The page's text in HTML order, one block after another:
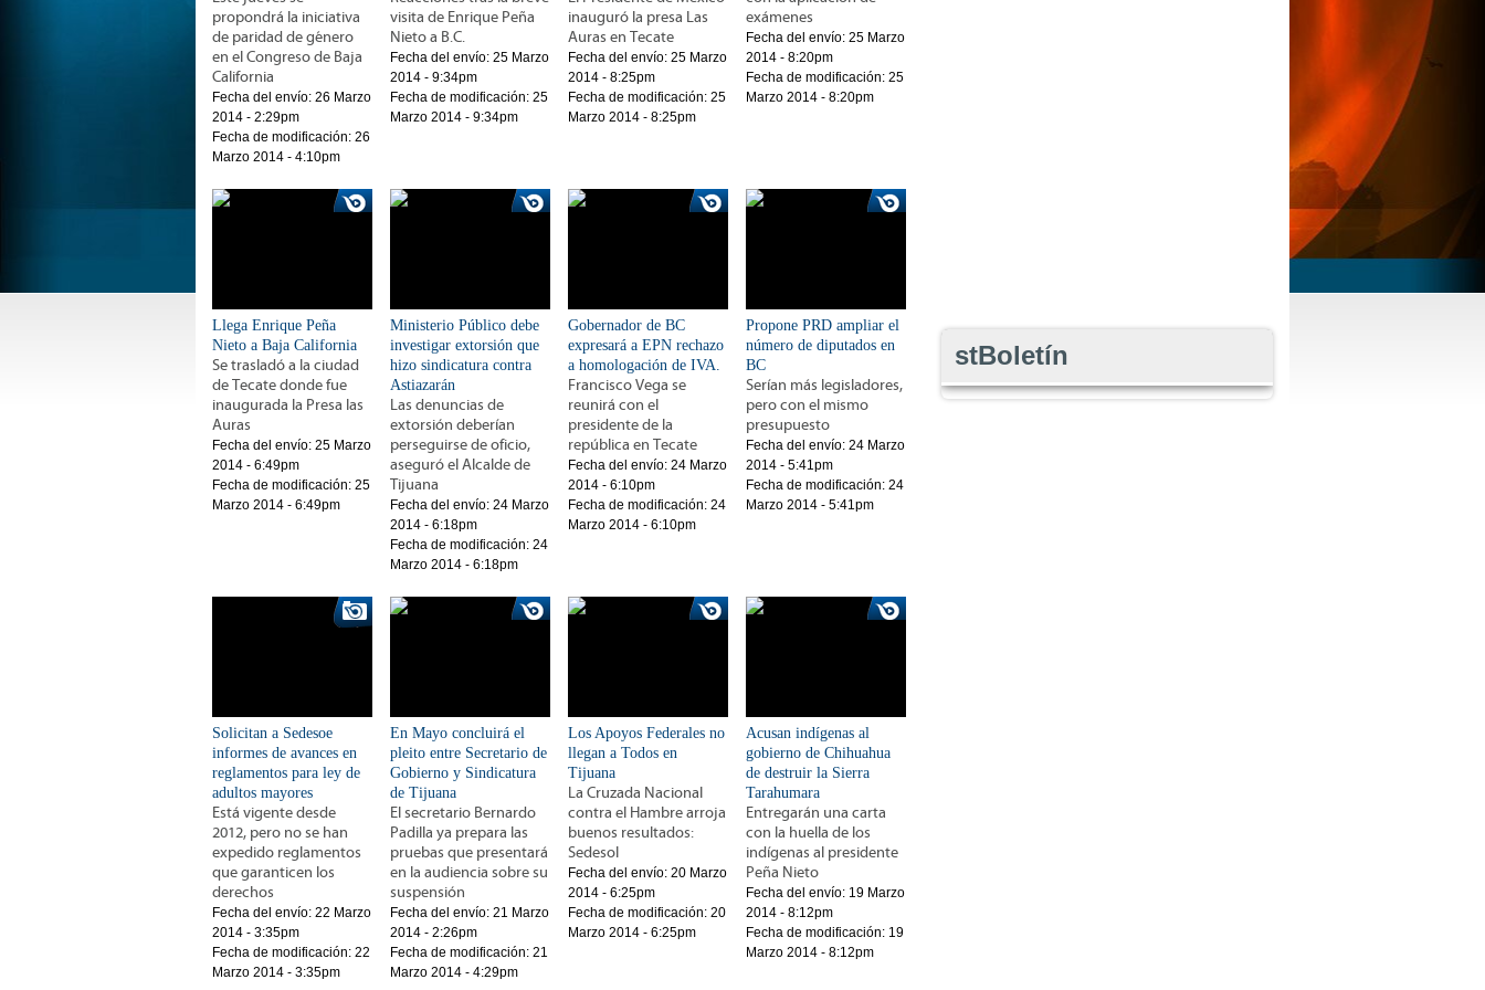
propondrá la iniciativa
de paridad de género
en el Congreso de Baja
California
Fecha del envío: 26 Marzo
2014 - 2:29pm
Fecha de modificación: 26
Marzo 2014 - 4:10pm
visita de Enrique Peña
Nieto a B.C.
Fecha del envío: 25 Marzo
2014 - 9:34pm
Fecha de modificación: 25
Marzo 2014 - 9:34pm
inauguró la presa Las
Auras en Tecate
Fecha del envío: 25 Marzo
2014 - 8:25pm
Fecha de modificación: 25
Marzo 2014 - 8:25pm
exámenes
Fecha del envío: 25 Marzo
2014 - 8:20pm
Fecha de modificación: 25
Marzo 2014 - 8:20pm
Llega Enrique Peña
Nieto a Baja California
Se trasladó a la ciudad
de Tecate donde fue
inaugurada la Presa las
Auras
Fecha del envío: 25 Marzo
2014 - 6:49pm
Fecha de modificación: 25
Marzo 2014 - 6:49pm
Ministerio Público debe
investigar extorsión que
hizo sindicatura contra
Astiazarán
Las denuncias de
extorsión deberían
perseguirse de oficio,
aseguró el Alcalde de
Tijuana
Fecha del envío: 24 Marzo
2014 - 6:18pm
Fecha de modificación: 24
Marzo 2014 - 6:18pm
Gobernador de BC
expresará a EPN rechazo
a homologación de IVA.
Francisco Vega se
reunirá con el
presidente de la
república en Tecate
Fecha del envío: 24 Marzo
2014 - 6:10pm
Fecha de modificación: 24
Marzo 2014 - 6:10pm
Propone PRD ampliar el
número de diputados en
BC
Serían más legisladores,
pero con el mismo
presupuesto
Fecha del envío: 24 Marzo
2014 - 5:41pm
Fecha de modificación: 24
Marzo 2014 - 5:41pm
Solicitan a Sedesoe
informes de avances en
reglamentos para ley de
adultos mayores
Está vigente desde
2012, pero no se han
expedido reglamentos
que garanticen los
derechos
Fecha del envío: 22 Marzo
2014 - 3:35pm
Fecha de modificación: 22
Marzo 2014 - 3:35pm
En Mayo concluirá el
pleito entre Secretario de
Gobierno y Sindicatura
de Tijuana
El secretario Bernardo
Padilla ya prepara las
pruebas que presentará
en la audiencia sobre su
suspensión
Fecha del envío: 21 Marzo
2014 - 2:26pm
Fecha de modificación: 21
Marzo 2014 - 4:29pm
Los Apoyos Federales no
llegan a Todos en
Tijuana
La Cruzada Nacional
contra el Hambre arroja
buenos resultados:
Sedesol
Fecha del envío: 20 Marzo
2014 - 6:25pm
Fecha de modificación: 20
Marzo 2014 - 6:25pm
Acusan indígenas al
gobierno de Chihuahua
de destruir la Sierra
Tarahumara
Entregarán una carta
con la huella de los
indígenas al presidente
Peña Nieto
Fecha del envío: 19 Marzo
2014 - 8:12pm
Fecha de modificación: 19
Marzo 2014 - 8:12pm
stBoletín